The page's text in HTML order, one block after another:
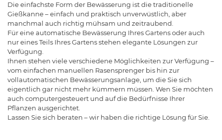
Die einfachste Form der Bewässerung ist die traditionelle
Gießkanne – einfach und praktisch unverwüstlich, aber
manchmal auch richtig mühsam und zeitraubend.
Für eine automatische Bewässerung Ihres Gartens oder auch
nur eines Teils Ihres Gartens stehen elegante Lösungen zur
Verfügung.
Ihnen stehen viele verschiedene Möglichkeiten zur Verfügung –
vom einfachen manuellen Rasensprenger bis hin zur
vollautomatischen Bewässerungsanlage, um die Sie sich
eigentlich gar nicht mehr kümmern müssen. Wen Sie möchten
auch computergesteuert und auf die Bedürfnisse Ihrer
Pflanzen ausgerichtet.
Lassen Sie sich beraten – wir haben die richtige Lösung für Sie.